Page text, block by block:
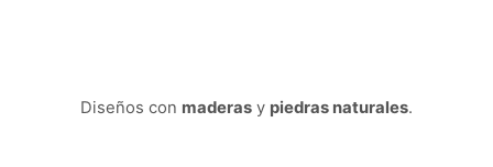
Diseños con maderas y piedras naturales.